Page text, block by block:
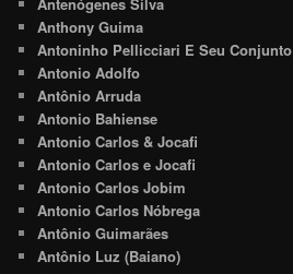
Anthony Guima
Antoninho Pellicciari E Seu Conjunto
Antonio Adolfo
Antônio Arruda
Antonio Bahiense
Antonio Carlos & Jocafi
Antonio Carlos e Jocafi
Antonio Carlos Jobim
Antonio Carlos Nóbrega
Antônio Guimarães
Antônio Luz (Baiano)